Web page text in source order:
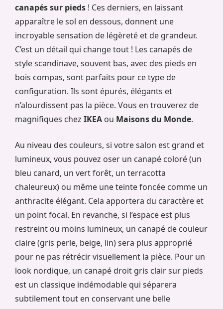
canapés sur pieds ! Ces derniers, en laissant
apparaître le sol en dessous, donnent une
incroyable sensation de légèreté et de grandeur.
C’est un détail qui change tout ! Les canapés de
style scandinave, souvent bas, avec des pieds en
bois compas, sont parfaits pour ce type de
configuration. Ils sont épurés, élégants et
n’alourdissent pas la pièce. Vous en trouverez de
magnifiques chez IKEA ou Maisons du Monde.
Au niveau des couleurs, si votre salon est grand et
lumineux, vous pouvez oser un canapé coloré (un
bleu canard, un vert forêt, un terracotta
chaleureux) ou même une teinte foncée comme un
anthracite élégant. Cela apportera du caractère et
un point focal. En revanche, si l’espace est plus
restreint ou moins lumineux, un canapé de couleur
claire (gris perle, beige, lin) sera plus approprié
pour ne pas rétrécir visuellement la pièce. Pour un
look nordique, un canapé droit gris clair sur pieds
est un classique indémodable qui séparera
subtilement tout en conservant une belle